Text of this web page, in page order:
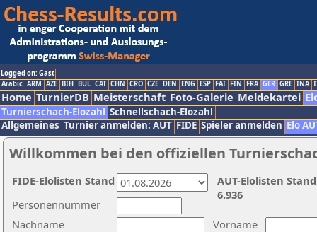
Logged on: Gast
Arabic ARM AZE BIH BUL CAT CHN CRO CZE DEN ENG ESP FAI FIN FRA GER GRE INA
Home TurnierDB Meisterschaft Foto-Galerie Meldekartei
Turnierschach-Elozahl Schnellschach-Elozahl
Allgemeines Turnier anmelden: AUT FIDE Spieler anmelden Elo
Willkommen bei den offiziellen
Nachname
Vorname
Personennummer
AUT-Elolisten
6.936
FIDE-Elolisten Stand